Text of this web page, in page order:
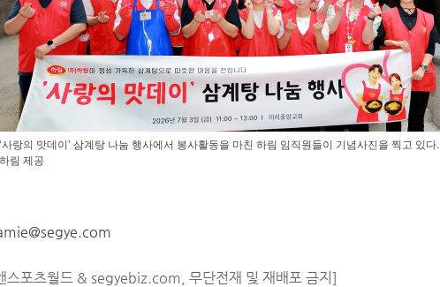
‘사랑의 맛데이’ 삼계탕 나눔 행사에서 봉사활동을 마친 하림 임직원들이 기념사진을 찍고 있다.
하림 제공
스포츠월드 & segyebiz.com, 무단전재 및 재배포 금지]